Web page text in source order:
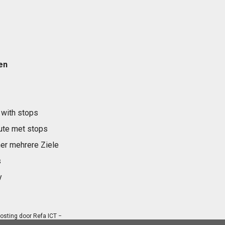
stops
met stops
mehrere Ziele
door Refa ICT−